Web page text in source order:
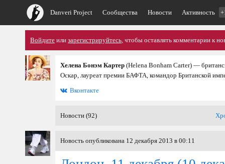
Danveri Project Сообщества Новости Активность
Войдите или зарегистрируйтесь, чтобы оставлять комментарии к
Хелена Бонэм Картер (Helena Bonham Carter) —
Оскар, лауреат премии БАФТА, командор Британской
Вконтакте
Новости (92)
Новость опубликована 12 декабря 2013 в 00:11